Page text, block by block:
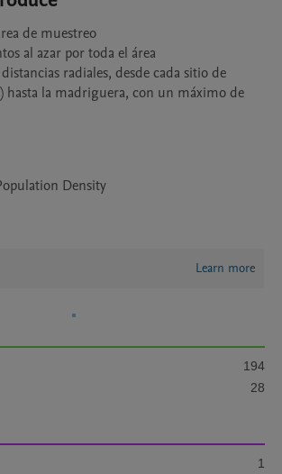
de muestreo
al azar por toda el área
radiales, desde cada sitio de
hasta la madriguera, con un máximo de
Density
Learn more
194
28
1